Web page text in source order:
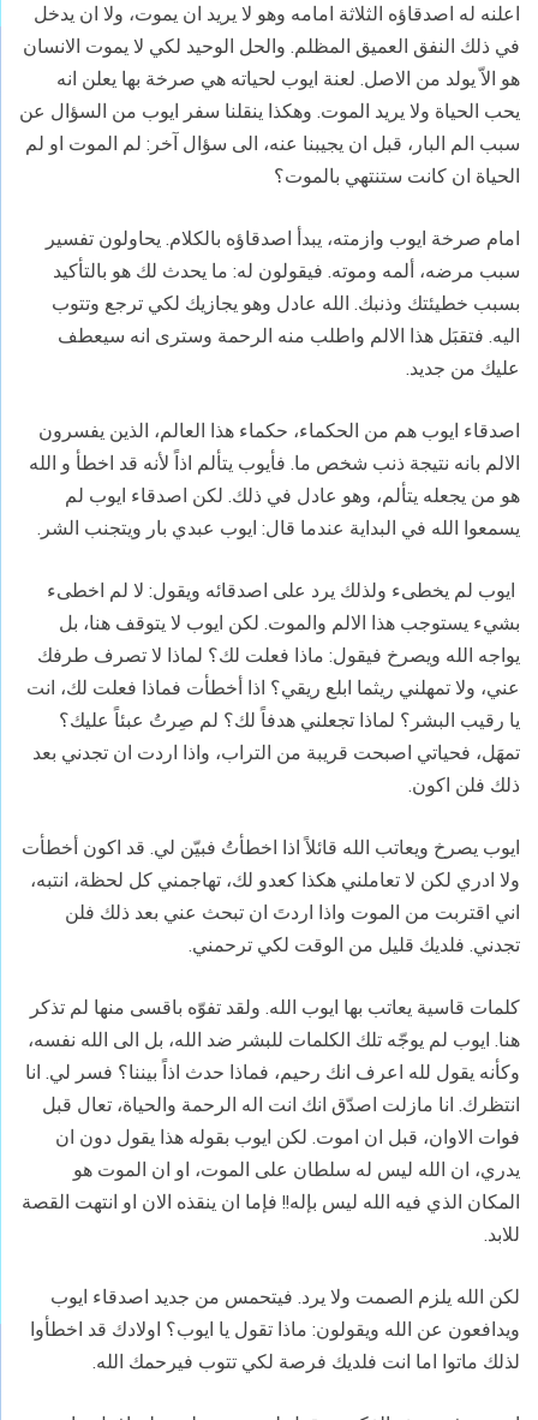
اعلنه له اصدقاؤه الثلاثة امامه وهو لا يريد ان يموت، ولا ان يدخل
في ذلك النفق العميق المظلم. والحل الوحيد لكي لا يموت الانسان
هو الاّ يولد من الاصل. لعنة ايوب لحياته هي صرخة بها يعلن انه
يحب الحياة ولا يريد الموت. وهكذا ينقلنا سفر ايوب من السؤال عن
سبب الم البار، قبل ان يجيبنا عنه، الى سؤال آخر: لم الموت او لم
الحياة ان كانت ستنتهي بالموت؟
امام صرخة ايوب وازمته، يبدأ اصدقاؤه بالكلام. يحاولون تفسير
سبب مرضه، ألمه وموته. فيقولون له: ما يحدث لك هو بالتأكيد
بسبب خطيئتك وذنبك. الله عادل وهو يجازيك لكي ترجع وتتوب
اليه. فتقبَل هذا الالم واطلب منه الرحمة وسترى انه سيعطف
عليك من جديد.
اصدقاء ايوب هم من الحكماء، حكماء هذا العالم، الذين يفسرون
الالم بانه نتيجة ذنب شخص ما. فأيوب يتألم اذاً لأنه قد اخطأ و الله
هو من يجعله يتألم، وهو عادل في ذلك. لكن اصدقاء ايوب لم
يسمعوا الله في البداية عندما قال: ايوب عبدي بار ويتجنب الشر.
ايوب لم يخطىء ولذلك يرد على اصدقائه ويقول: لا لم اخطىء
بشيء يستوجب هذا الالم والموت. لكن ايوب لا يتوقف هنا، بل
يواجه الله ويصرخ فيقول: ماذا فعلت لك؟ لماذا لا تصرف طرفك
عني، ولا تمهلني ريثما ابلع ريقي؟ اذا أخطأت فماذا فعلت لك، انت
يا رقيب البشر؟ لماذا تجعلني هدفاً لك؟ لم صِرتُ عبئاً عليك؟
تمهَل، فحياتي اصبحت قريبة من التراب، واذا اردت ان تجدني بعد
ذلك فلن اكون.
ايوب يصرخ ويعاتب الله قائلاً اذا اخطأتُ فبيّن لي. قد اكون أخطأت
ولا ادري لكن لا تعاملني هكذا كعدو لك، تهاجمني كل لحظة، انتبه،
اني اقتربت من الموت واذا اردتَ ان تبحث عني بعد ذلك فلن
تجدني. فلديك قليل من الوقت لكي ترحمني.
كلمات قاسية يعاتب بها ايوب الله. ولقد تفوّه باقسى منها لم تذكر
هنا. ايوب لم يوجّه تلك الكلمات للبشر ضد الله، بل الى الله نفسه،
وكأنه يقول لله اعرف انك رحيم، فماذا حدث اذاً بيننا؟ فسر لي. انا
انتظرك. انا مازلت اصدّق انك انت اله الرحمة والحياة، تعال قبل
فوات الاوان، قبل ان اموت. لكن ايوب بقوله هذا يقول دون ان
يدري، ان الله ليس له سلطان على الموت، او ان الموت هو
المكان الذي فيه الله ليس بإله!! فإما ان ينقذه الان او انتهت القصة
للابد.
لكن الله يلزم الصمت ولا يرد. فيتحمس من جديد اصدقاء ايوب
ويدافعون عن الله ويقولون: ماذا تقول يا ايوب؟ اولادك قد اخطأوا
لذلك ماتوا اما انت فلديك فرصة لكي تتوب فيرحمك الله.